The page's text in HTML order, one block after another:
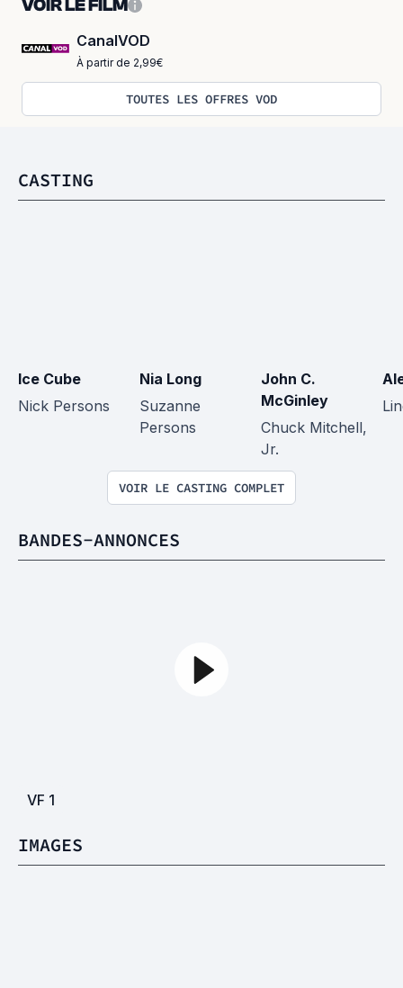
VOIR LE FILM
CanalVOD
À partir de 2,99€
TOUTES LES OFFRES VOD
CASTING
Ice Cube
Nick Persons
Nia Long
Suzanne
Persons
John C.
McGinley
Chuck Mitchell,
Jr.
VOIR LE CASTING COMPLET
BANDES-ANNONCES
VF 1
IMAGES